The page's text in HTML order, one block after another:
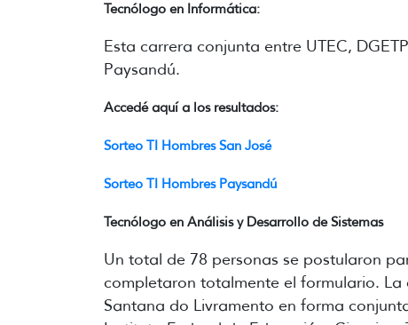
Tecnólogo en Informática:
Esta carrera conjunta entre UTEC,
Paysandú.
Accedé aquí a los resultados:
Sorteo TI Hombres San José
Sorteo TI Hombres Paysandú
Tecnólogo en Análisis y Desarrollo de Sistemas
Un total de 78 personas se postularon
completaron totalmente el formulario.
Santana do Livramento en forma